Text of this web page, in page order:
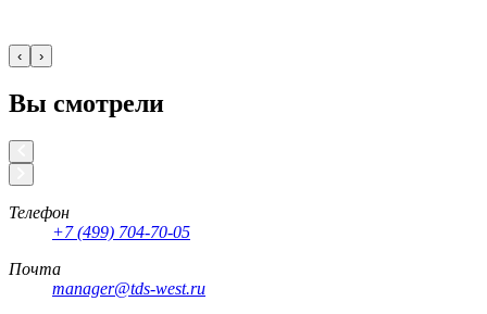
‹ ›
Вы смотрели
Телефон
+7 (499) 704-70-05
Почта
manager@tds-west.ru